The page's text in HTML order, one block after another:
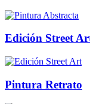
Edición Street
Pintura Retrato